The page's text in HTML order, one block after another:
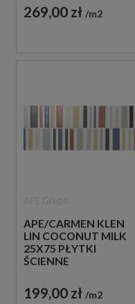
269,00 zł m2
APE/CARMEN KLEN
LIN COCONUT MILK
25X75 PŁYTKI
ŚCIENNE
199,00 zł m2